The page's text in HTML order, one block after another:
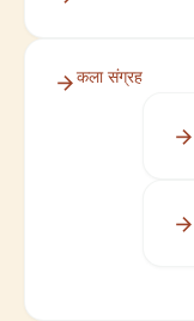
कला संग्रह